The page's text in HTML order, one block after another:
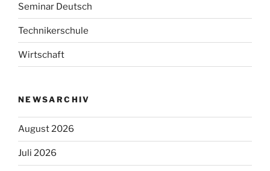
Seminar Deutsch
Technikerschule
Wirtschaft
NEWSARCHIV
August 2026
Juli 2026